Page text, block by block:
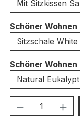
Schöner
Schöner
Produkt